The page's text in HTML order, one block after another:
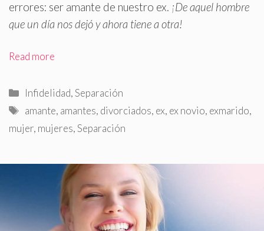
errores: ser amante de nuestro ex. ¡De aquel hombre
que un día nos dejó y ahora tiene a otra!
Read more
Categorías
Infidelidad,Separación
Etiquetas
amante, amantes, divorciados, ex, ex novio, exmarido,
mujer, mujeres,Separación